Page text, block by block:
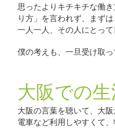
思ったよりキチキチな働
り方」を言われず、まず
一人一人、その人にとっ
僕の考えも、一旦受け取
大阪での
大阪の言葉を聴いて、大
電車など利用しやすくて